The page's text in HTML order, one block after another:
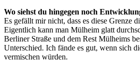
Wo siehst du hingegen noch
Es gefällt mir nicht, dass es diese Grenze
Eigentlich kann man Mülheim glatt
Berliner Straße und dem Rest Mülheims
Unterschied. Ich fände es gut, wenn sich
vermischen würden.